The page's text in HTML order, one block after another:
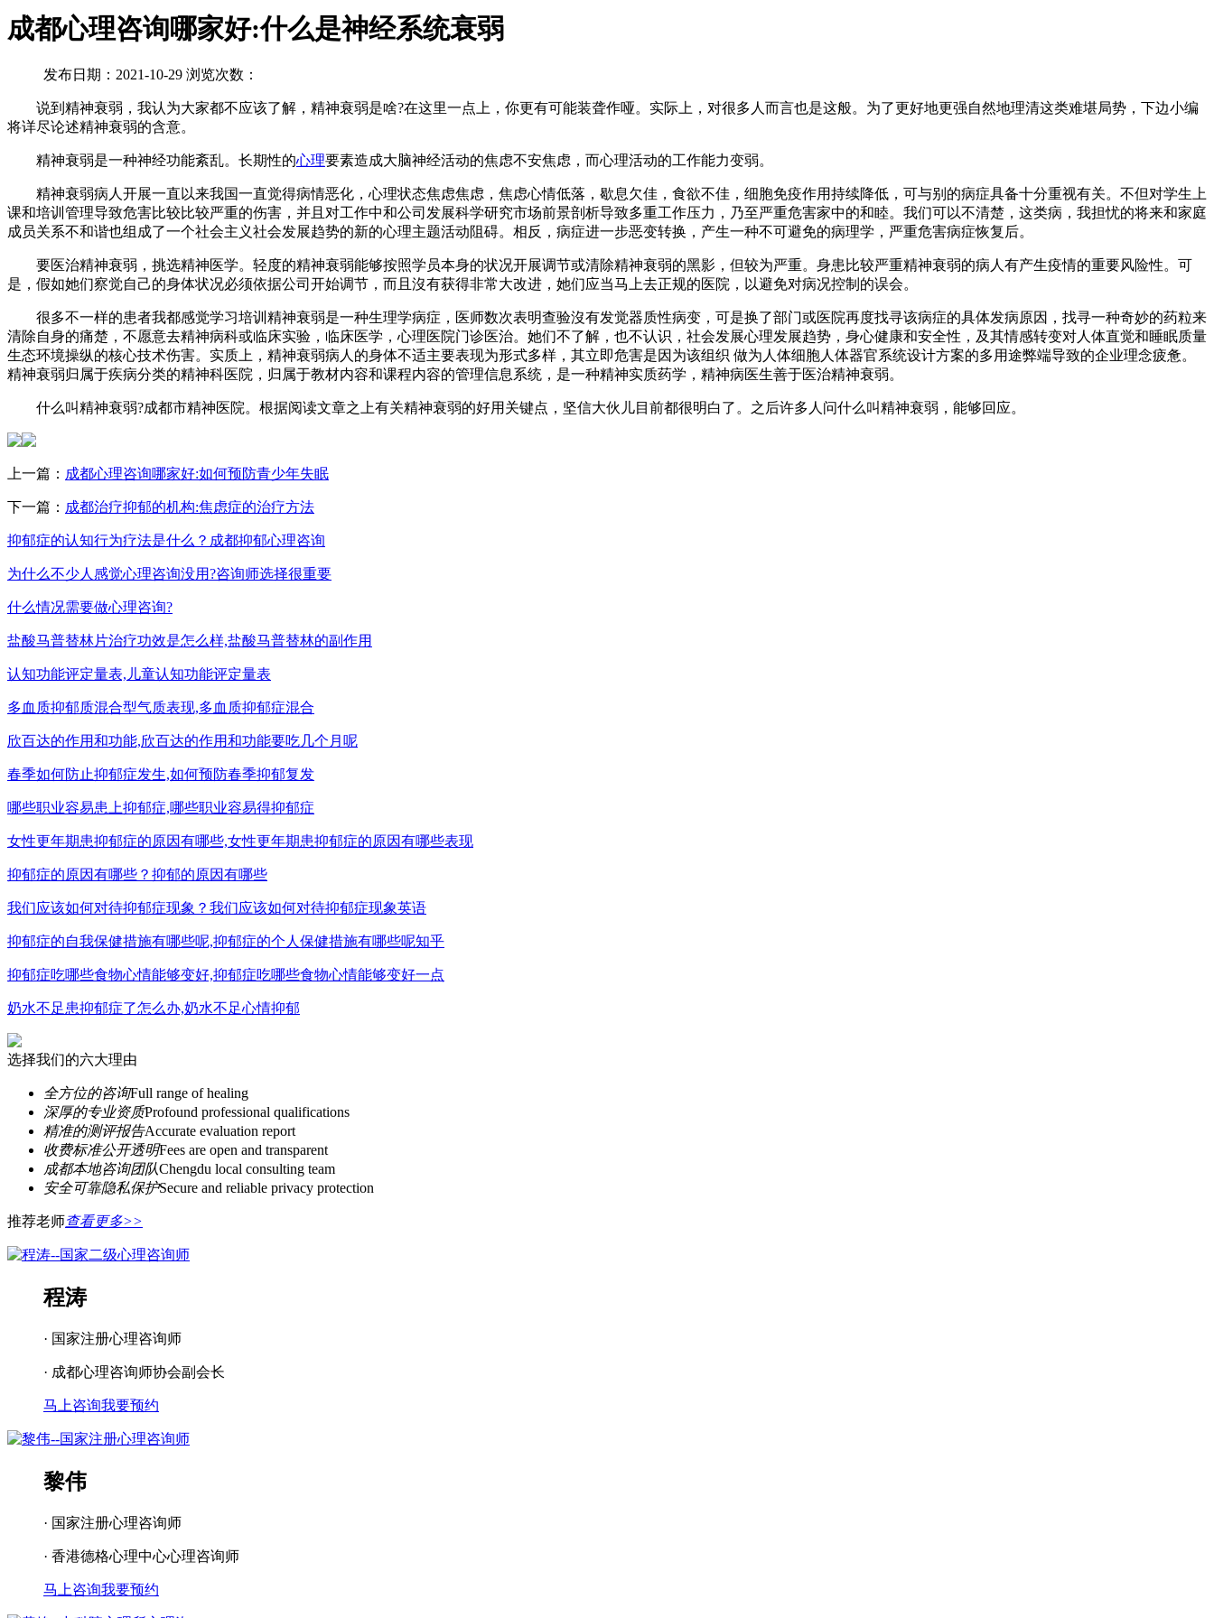
成都心理咨询哪家好:什么是神经系统衰弱
发布日期：2021-10-29 浏览次数：
说到精神衰弱，我认为大家都不应该了解，精神衰弱是啥?在这里一点上，你更有可能装聋作哑。实际上，对很多人而言也是这般。为了更好地更强自然地理清这类难堪局势，下边小编
将详尽论述精神衰弱的含意。
精神衰弱是一种神经功能紊乱。长期性的心理要素造成大脑神经活动的焦虑不安焦虑，而心理活动的工作能力变弱。
精神衰弱病人开展一直以来我国一直觉得病情恶化，心理状态焦虑焦虑，焦虑心情低落，歇息欠佳，食欲不佳，细胞免疫作用持续降低，可与别的病症具备十分重视有关。不但对学生上
课和培训管理导致危害比较比较严重的伤害，并且对工作中和公司发展科学研究市场前景剖析导致多重工作压力，乃至严重危害家中的和睦。我们可以不清楚，这类病，我担忧的将来和家庭
成员关系不和谐也组成了一个社会主义社会发展趋势的新的心理主题活动阻碍。相反，病症进一步恶变转换，产生一种不可避免的病理学，严重危害病症恢复后。
要医治精神衰弱，挑选精神医学。轻度的精神衰弱能够按照学员本身的状况开展调节或清除精神衰弱的黑影，但较为严重。身患比较严重精神衰弱的病人有产生疫情的重要风险性。可
是，假如她们察觉自己的身体状况必须依据公司开始调节，而且沒有获得非常大改进，她们应当马上去正规的医院，以避免对病况控制的误会。
很多不一样的患者我都感觉学习培训精神衰弱是一种生理学病症，医师数次表明查验沒有发觉器质性病变，可是换了部门或医院再度找寻该病症的具体发病原因，找寻一种奇妙的药粒来
清除自身的痛楚，不愿意去精神病科或临床实验，临床医学，心理医院门诊医治。她们不了解，也不认识，社会发展心理发展趋势，身心健康和安全性，及其情感转变对人体直觉和睡眠质量
生态环境操纵的核心技术伤害。实质上，精神衰弱病人的身体不适主要表现为形式多样，其立即危害是因为该组织 做为人体细胞人体器官系统设计方案的多用途弊端导致的企业理念疲惫。
精神衰弱归属于疾病分类的精神科医院，归属于教材内容和课程内容的管理信息系统，是一种精神实质药学，精神病医生善于医治精神衰弱。
什么叫精神衰弱?成都市精神医院。根据阅读文章之上有关精神衰弱的好用关键点，坚信大伙儿目前都很明白了。之后许多人问什么叫精神衰弱，能够回应。
上一篇： 成都心理咨询哪家好:如何预防青少年失眠
下一篇： 成都治疗抑郁的机构:焦虑症的治疗方法
抑郁症的认知行为疗法是什么？成都抑郁心理咨询
为什么不少人感觉心理咨询没用?咨询师选择很重要
什么情况需要做心理咨询?
盐酸马普替林片治疗功效是怎么样,盐酸马普替林的副作用
认知功能评定量表,儿童认知功能评定量表
多血质抑郁质混合型气质表现,多血质抑郁症混合
欣百达的作用和功能,欣百达的作用和功能要吃几个月呢
春季如何防止抑郁症发生,如何预防春季抑郁复发
哪些职业容易患上抑郁症,哪些职业容易得抑郁症
女性更年期患抑郁症的原因有哪些,女性更年期患抑郁症的原因有哪些表现
抑郁症的原因有哪些？抑郁的原因有哪些
我们应该如何对待抑郁症现象？我们应该如何对待抑郁症现象英语
抑郁症的自我保健措施有哪些呢,抑郁症的个人保健措施有哪些呢知乎
抑郁症吃哪些食物心情能够变好,抑郁症吃哪些食物心情能够变好一点
奶水不足患抑郁症了怎么办,奶水不足心情抑郁
选择我们的六大理由
全方位的咨询Full range of healing
深厚的专业资质Profound professional qualifications
精准的测评报告Accurate evaluation report
收费标准公开透明Fees are open and transparent
成都本地咨询团队Chengdu local consulting team
安全可靠隐私保护Secure and reliable privacy protection
推荐老师查看更多>>
程涛
· 国家注册心理咨询师
· 成都心理咨询师协会副会长
马上咨询我要预约
黎伟
· 国家注册心理咨询师
· 香港德格心理中心心理咨询师
马上咨询我要预约